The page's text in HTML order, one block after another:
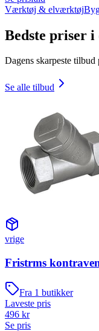
Værktøj & elværktøj
Bedste priser i
Dagens skarpeste
Se alle tilbud
vrige
Fristrms
Fra 1 butikker
Laveste pris
496 kr
Se pris